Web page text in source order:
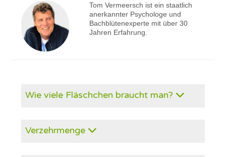
Tom Vermeersch ist ein staatlich
anerkannter Psychologe und
Bachblütenexperte mit über 30
Jahren Erfahrung.
Wie viele Fläschchen braucht man?
Verzehrmenge